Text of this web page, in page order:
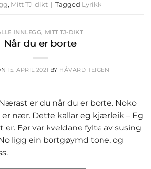
, Mitt TJ-dikt | Tagged Lyrikk
INNLEGG, MITT TJ-DIKT
Når du er borte
15. APRIL 2021 BY HÅVARD TEIGEN
er du når du er borte. Noko
er nær. Dette kallar eg kjærleik – Eg
er. Før var kveldane fylte av susing
ligg ein bortgøymd tone, og